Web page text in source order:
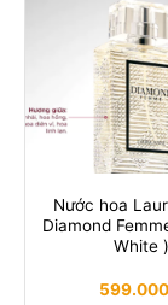
Nước hoa
Diamond
White )
599.000